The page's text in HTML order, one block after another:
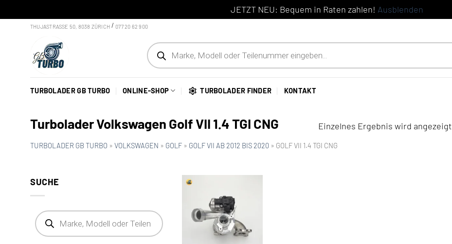
JETZT NEU: Bequem in Raten zahlen! Ausblenden
Skip to contentTHUJASTRASSE 50, 8038 ZÜRICH /077 20 62 900
Products search
TURBOLADER GB TURBO ONLINE-SHOP TURBOLADER FINDER KONTAKT
Turbolader Volkswagen Golf VII 1.4 TGI CNG Einzelnes Ergebnis wird angezeigt
TURBOLADER GB TURBO » VOLKSWAGEN » GOLF » GOLF VII AB 2012 BIS 2020 » GOLF VII 1.4 TGI CNG
SUCHE
Products search